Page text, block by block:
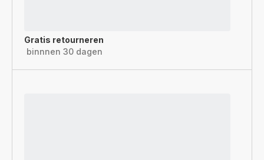
Gratis retourneren
binnnen 30 dagen